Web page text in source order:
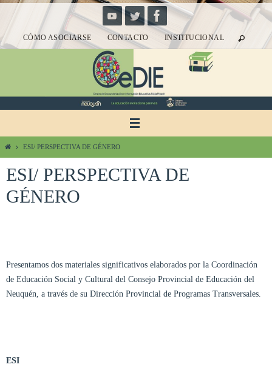
contenidoCÓMO ASOCIARSE CONTACTO INSTITUCIONAL
InicioESI/ PERSPECTIVA DE GÉNERO
ESI/ PERSPECTIVA DE
GÉNERO
Presentamos dos materiales significativos elaborados por la Coordinación
de Educación Social y Cultural del Consejo Provincial de Educación del
Neuquén, a través de su Dirección Provincial de Programas Transversales.
ESI